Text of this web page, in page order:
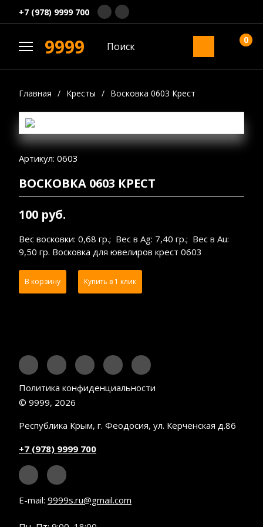
+7 (978) 9999 700
9999 0
Главная / Кресты / Восковка 0603 Крест
Артикул: 0603
ВОСКОВКА 0603 КРЕСТ
100 руб.
Вес восковки: 0,68 гр.; Вес в Ag: 7,40 гр.; Вес в Au:
9,50 гр. Восковка для ювелиров крест 0603
В корзину Купить в 1 клик
Политика конфиденциальности
© 9999, 2026
Республика Крым, г. Феодосия, ул. Керченская д.86
+7 (978) 9999 700
E-mail: 9999s.ru@gmail.com